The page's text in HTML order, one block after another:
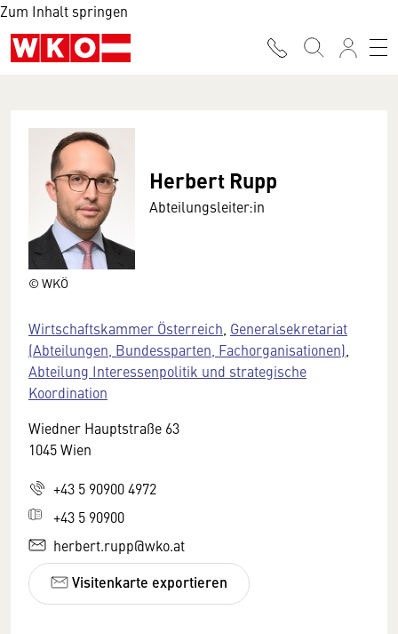
Zum Inhalt springen
© WKÖ
Herbert Rupp
Abteilungsleiter:in
Wirtschaftskammer Österreich Generalsekretariat
(Abteilungen, Bundessparten, Fachorganisationen)
Abteilung Interessenpolitik und strategische
Koordination
Wiedner Hauptstraße 63
1045 Wien
+43 5 90900 4972
+43 5 90900
herbert.rupp@wko.at
Visitenkarte exportieren